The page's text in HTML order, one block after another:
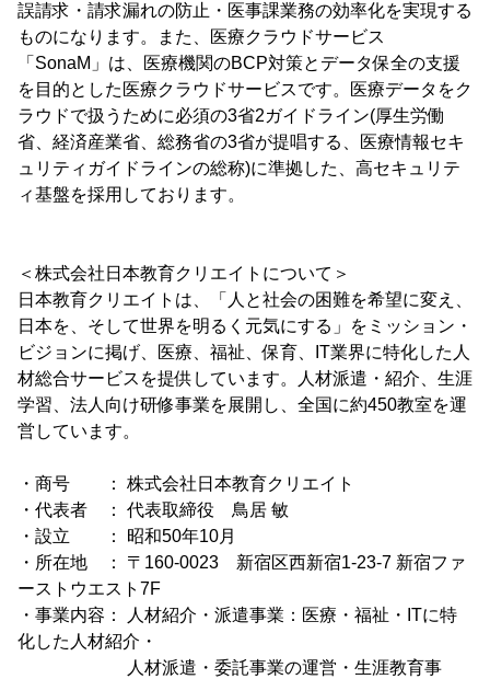
誤請求・請求漏れの防止・医事課業務の効率化を実現する
ものになります。また、医療クラウドサービス
「SonaM」は、医療機関のBCP対策とデータ保全の支援
を目的とした医療クラウドサービスです。医療データをク
ラウドで扱うために必須の3省2ガイドライン(厚生労働
省、経済産業省、総務省の3省が提唱する、医療情報セキ
ュリティガイドラインの総称)に準拠した、高セキュリテ
ィ基盤を採用しております。
＜株式会社日本教育クリエイトについて＞
日本教育クリエイトは、「人と社会の困難を希望に変え、
日本を、そして世界を明るく元気にする」をミッション・
ビジョンに掲げ、医療、福祉、保育、IT業界に特化した人
材総合サービスを提供しています。人材派遣・紹介、生涯
学習、法人向け研修事業を展開し、全国に約450教室を運
営しています。
・商号 ： 株式会社日本教育クリエイト
・代表者 ： 代表取締役 鳥居 敏
・設立 ： 昭和50年10月
・所在地 ： 〒160-0023 新宿区西新宿1-23-7 新宿ファ
ーストウエスト7F
・事業内容： 人材紹介・派遣事業：医療・福祉・ITに特
化した人材紹介・
人材派遣・委託事業の運営・生涯教育事